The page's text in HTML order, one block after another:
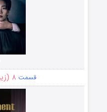
قسمت ۸ (زیرنویس)